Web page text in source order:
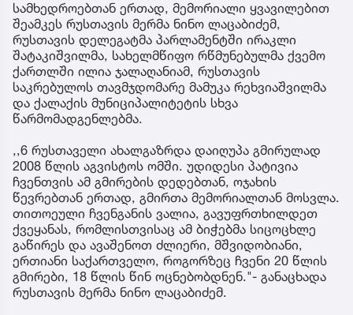
სამხედროებთან ერთად, მემორიალი ყვავილებით
შეამკეს რუსთავის მერმა ნინო ლაცაბიძემ,
რუსთავის დელეგატმა პარლამენტში ირაკლი
შატაკიშვილმა, სახელმწიფო რწმუნებულმა ქვემო
ქართლში ილია ჯალაღანიამ, რუსთავის
საკრებულოს თავმჯდომარე მამუკა რეხვიაშვილმა
და ქალაქის მუნიციპალიტეტის სხვა
წარმომადგენლებმა.
,,6 რუსთაველი ახალგაზრდა დაიღუპა გმირულად
2008 წლის აგვისტოს ომში. უდიდესი პატივია
ჩვენთვის ამ გმირების დედებთან, ოჯახის
წევრებთან ერთად, გმირთა მემორიალთან მოსვლა.
თითოეული ჩვენგანის ვალია, გავუფრთხილდეთ
ქვეყანას, რომლისთვისაც ამ ბიჭებმა სიცოცხლე
გაწირეს და ავაშენოთ ძლიერი, მშვიდობიანი,
ერთიანი საქართველო, როგორზეც ჩვენი 20 წლის
გმირები, 18 წლის წინ ოცნებობდნენ."- განაცხადა
რუსთავის მერმა ნინო ლაცაბიძემ.